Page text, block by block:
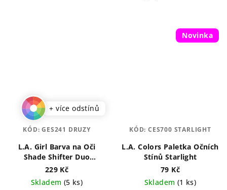
+ více odstínů
L.A. Girl Barva na Oči
Shade Shifter Duo
Chrome 1,5 ml
229 Kč
Skladem (5 ks)
KÓD:GES241 DRUZY
Novinka
L.A. Colors Paletka Očních
Stínů Starlight
79 Kč
Skladem (1 ks)
KÓD:CES700 STARLIGHT